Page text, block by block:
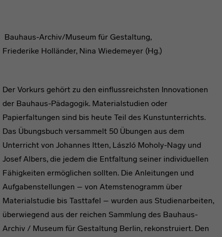
Bauhaus-Archiv/Museum für Gestaltung,
Friederike Holländer, Nina Wiedemeyer (Hg.)
Der Vorkurs gehört zu den einflussreichsten Innovationen
der Bauhaus-Pädagogik. Materialstudien oder
Papierfaltungen sind bis heute Teil des Kunstunterrichts.
Das Übungsbuch versammelt 50 Übungen aus dem
Unterricht von Johannes Itten, László Moholy-Nagy und
Josef Albers, die jedem die Entfaltung seiner individuellen
Fähigkeiten ermöglichen sollten. Die Anleitungen und
Aufgabenstellungen – von Atemstenogramm über
Materialstudie bis Tasttafel – wurden aus Studienarbeiten,
überwiegend aus der reichen Sammlung des Bauhaus-
Archiv / Museum für Gestaltung Berlin, rekonstruiert. Den